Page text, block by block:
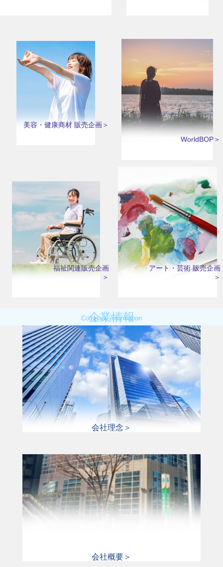
美容・健康商材 販売企画＞
WorldBOP＞
福祉関連販売企画
＞
アート・芸術 販売企画
＞
企業情報
Company information
会社理念＞
会社概要＞